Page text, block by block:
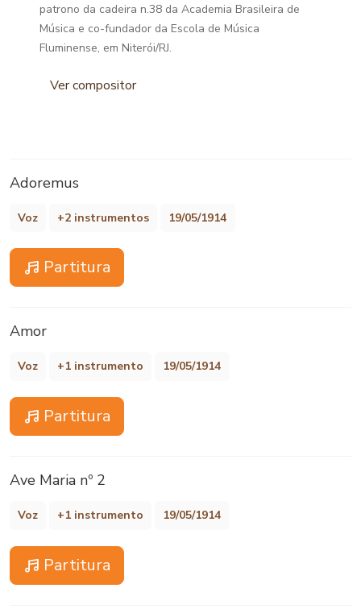
patrono da cadeira n.38 da Academia Brasileira de
Música e co-fundador da Escola de Música
Fluminense, em Niterói/RJ.
Ver compositor
Adoremus
Voz +2 instrumentos 19/05/1914
Partitura
Amor
Voz +1 instrumento 19/05/1914
Partitura
Ave Maria nº 2
Voz +1 instrumento 19/05/1914
Partitura